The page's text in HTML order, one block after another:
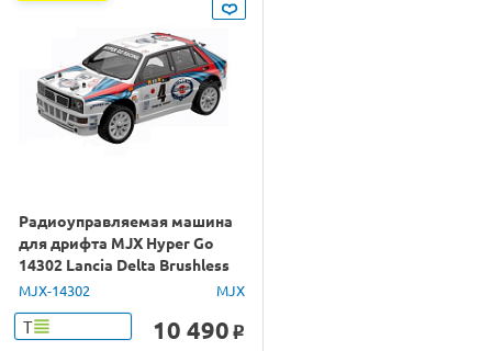
Радиоуправляемая машина
для дрифта MJX Hyper Go
14302 Lancia Delta Brushless
4WD 2.4G LED 1/14 RTR
MJX-14302 MJX
Т 10 490 o